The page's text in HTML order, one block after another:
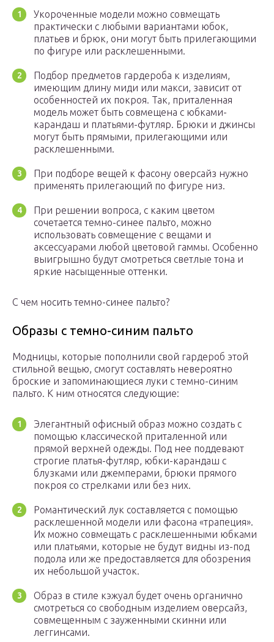
Укороченные модели можно совмещать
практически с любыми вариантами юбок,
платьев и брюк, они могут быть прилегающими
по фигуре или расклешенными.
Подбор предметов гардероба к изделиям,
имеющим длину миди или макси, зависит от
особенностей их покроя. Так, приталенная
модель может быть совмещена с юбками-
карандаш и платьями-футляр. Брюки и джинсы
могут быть прямыми, прилегающими или
расклешенными.
При подборе вещей к фасону оверсайз нужно
применять прилегающий по фигуре низ.
При решении вопроса, с каким цветом
сочетается темно-синее пальто, можно
использовать совмещение с вещами и
аксессуарами любой цветовой гаммы. Особенно
выигрышно будут смотреться светлые тона и
яркие насыщенные оттенки.
С чем носить темно-синее пальто?
Образы с темно-синим пальто
Модницы, которые пополнили свой гардероб этой
стильной вещью, смогут составлять невероятно
броские и запоминающиеся луки с темно-синим
пальто. К ним относятся следующие:
Элегантный офисный образ можно создать с
помощью классической приталенной или
прямой верхней одежды. Под нее поддевают
строгие платья-футляр, юбки-карандаш с
блузками или джемперами, брюки прямого
покроя со стрелками или без них.
Романтический лук составляется с помощью
расклешенной модели или фасона «трапеция».
Их можно совмещать с расклешенными юбками
или платьями, которые не будут видны из-под
подола или же предоставляется для обозрения
их небольшой участок.
Образ в стиле кэжуал будет очень органично
смотреться со свободным изделием оверсайз,
совмещенным с зауженными скинни или
леггинсами.